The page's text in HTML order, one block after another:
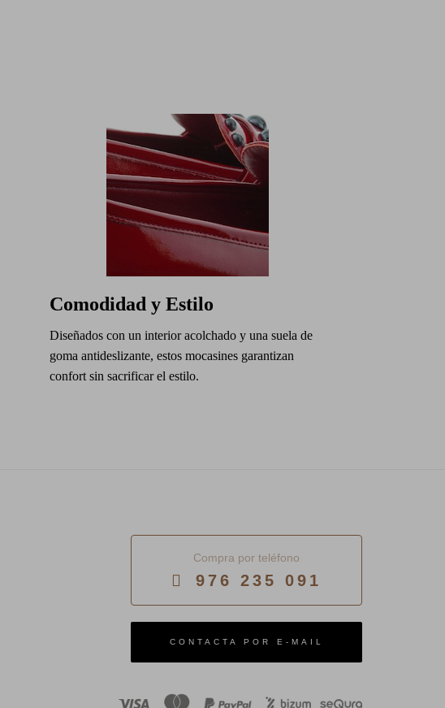
Comodidad y Estilo
Diseñados con un interior acolchado y una suela de
goma antideslizante, estos mocasines garantizan
confort sin sacrificar el estilo.
Compra por teléfono
976 235 091
E-MAIL